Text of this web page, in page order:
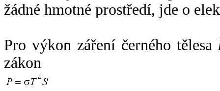
žádné hmotné prostředí, jde o
Pro výkon záření černého tělesa
zákon